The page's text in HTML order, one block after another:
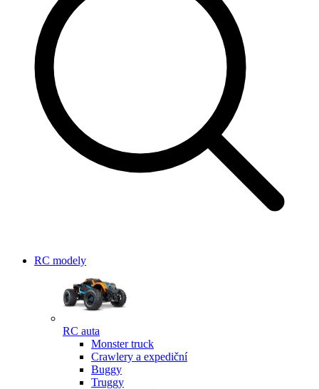
RC modely
RC auta
Monster truck
Crawlery a expediční
Buggy
Truggy